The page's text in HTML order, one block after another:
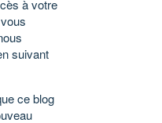
à votre
suivant
ce blog